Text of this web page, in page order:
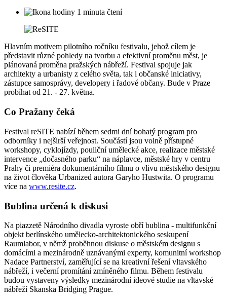
1 minuta čtení
Hlavním motivem pilotního ročníku festivalu, jehož cílem je
představit různé pohledy na tvorbu a efektivní proměnu měst, je
plánovaná proměna pražských nábřeží. Festival spojuje jak
architekty a urbanisty z celého světa, tak i občanské iniciativy,
zástupce samosprávy, developery i řadové občany. Bude v Praze
probíhat od 21. - 27. května.
Co Pražany čeká
Festival reSITE nabízí během sedmi dní bohatý program pro
odborníky i nejširší veřejnost. Součástí jsou volně přístupné
workshopy, cyklojízdy, pouliční umělecké akce, realizace městské
intervence „dočasného parku“ na náplavce, městské hry v centru
Prahy či premiéra dokumentárního filmu o vlivu městského designu
na život člověka Urbanized autora Garyho Hustwita. O programu
více na www.resite.cz.
Bublina určená k diskusi
Na piazzetě Národního divadla vyroste obří bublina - multifunkční
objekt berlínského umělecko-architektonického seskupení
Raumlabor, v němž proběhnou diskuse o městském designu s
domácími a mezinárodně uznávanými experty, komunitní workshop
Nadace Partnerství, zaměřující se na kreativní řešení vltavského
nábřeží, i večerní promítání zmíněného filmu. Během festivalu
budou vystaveny výsledky mezinárodní ideové studie na vltavské
nábřeží Skanska Bridging Prague.